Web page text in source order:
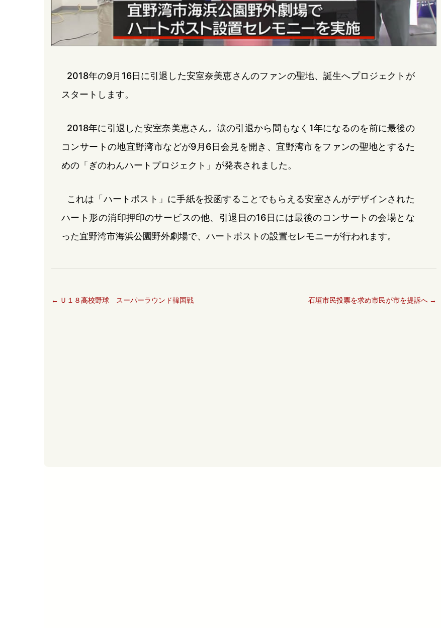
2018年の9月16日に引退した安室奈美恵さんのファンの聖地、誕生へプロジェクトが
スタートします。
2018年に引退した安室奈美恵さん。涙の引退から間もなく1年になるのを前に最後の
コンサートの地宜野湾市などが9月6日会見を開き、宜野湾市をファンの聖地とするた
めの「ぎのわんハートプロジェクト」が発表されました。
これは「ハートポスト」に手紙を投函することでもらえる安室さんがデザインされた
ハート形の消印押印のサービスの他、引退日の16日には最後のコンサートの会場とな
った宜野湾市海浜公園野外劇場で、ハートポストの設置セレモニーが行われます。
← Ｕ１８高校野球 スーパーラウンド韓国戦 石垣市民投票を求め市民が市を提訴へ →